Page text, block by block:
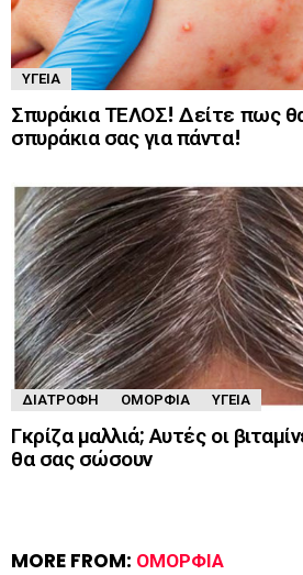
ΥΓΕΊΑ
Σπυράκια ΤΕΛΟΣ! Δείτε πως
σπυράκια σας για πάντα!
ΔΙΑΤΡΟΦΉ ΟΜΟΡΦΙΆ ΥΓΕΊΑ
Γκρίζα μαλλιά; Αυτές οι
θα σας σώσουν
MORE FROM: ΟΜΟΡΦΙΆ